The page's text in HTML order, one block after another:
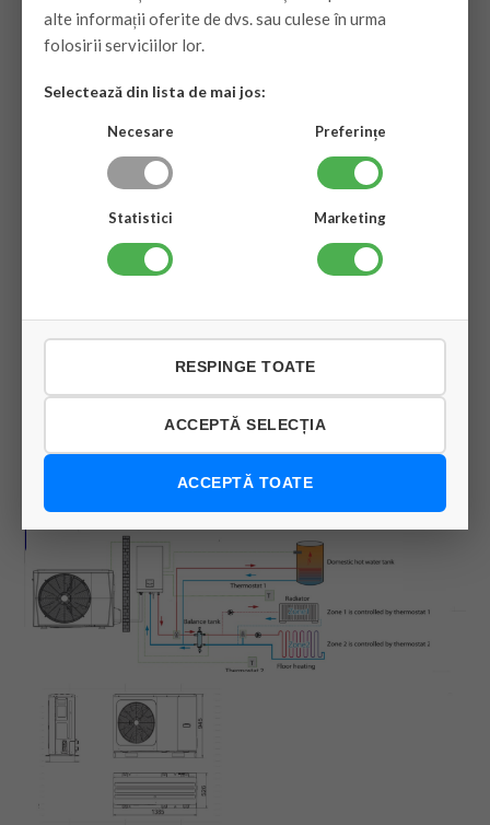
alte informații oferite de dvs. sau culese în urma
folosirii serviciilor lor.
Selectează din lista de mai jos:
Necesare Preferințe
Statistici Marketing
RESPINGE TOATE
ACCEPTĂ SELECȚIA
ACCEPTĂ TOATE